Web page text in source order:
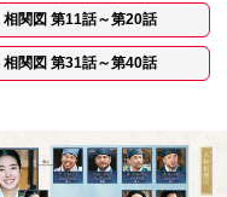
相関図 第11話～第20話
相関図 第31話～第40話